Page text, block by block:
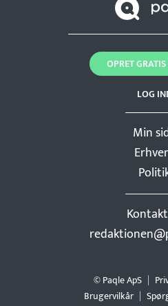
Min
LOG
OPRET
© Paqle ApS
Brugervilkår